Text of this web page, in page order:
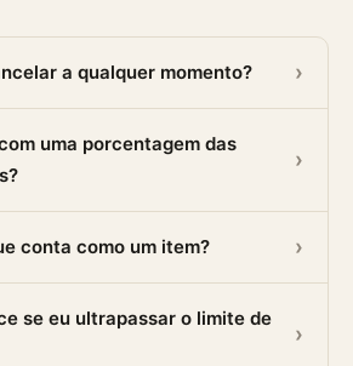
a qualquer momento?
uma porcentagem das
conta como um item?
se eu ultrapassar o limite de